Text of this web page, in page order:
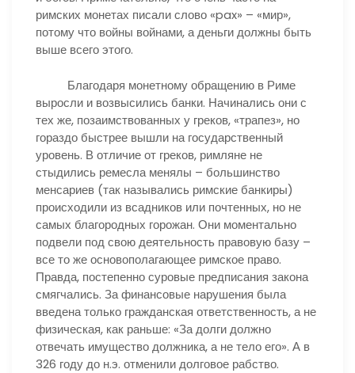
римских монетах писали слово «pax» – «мир»,
потому что войны войнами, а деньги должны быть
выше всего этого.
Благодаря монетному обращению в Риме
выросли и возвысились банки. Начинались они с
тех же, позаимствованных у греков, «трапез», но
гораздо быстрее вышли на государственный
уровень. В отличие от греков, римляне не
стыдились ремесла менялы – большинство
менсариев (так назывались римские банкиры)
происходили из всадников или почтенных, но не
самых благородных горожан. Они моментально
подвели под свою деятельность правовую базу –
все то же основополагающее римское право.
Правда, постепенно суровые предписания закона
смягчались. За финансовые нарушения была
введена только гражданская ответственность, а не
физическая, как раньше: «За долги должно
отвечать имущество должника, а не тело его». А в
326 году до н.э. отменили долговое рабство.